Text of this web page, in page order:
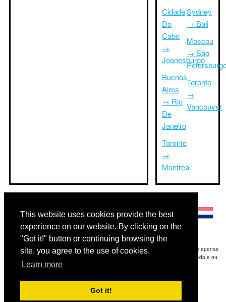
This website uses cookies provide the best
experience on our website. By clicking on the
"Got it!" button or continuing browsing the
site, you agree to the use of cookies.
Learn more
Got it!
Cidade
Do
Cabo
→
Joanesburgo
Buenos
Aires
→ Rio
De
Janeiro
Toronto
→
Montreal
Sydney
→ Bali
Moscou
→ São
Toronto
→
Vancouver
Disclaimer: As informações apresentadas neste site é a nossa melhor estimativa e apenas
para sua referência.Triptimeto.com não se responsabiliza por qualquer atraso de ida e ou
consequentes danos / resultou das informações fornecidas.
Copyright 2015-2026
Contact Usfor feedback.